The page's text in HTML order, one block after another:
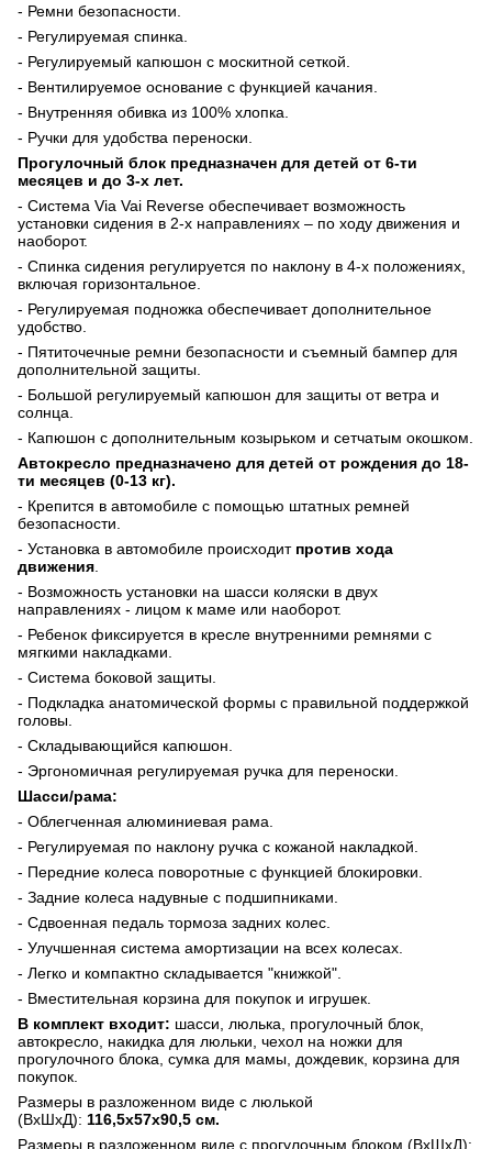
- Ремни безопасности.
- Регулируемая спинка.
- Регулируемый капюшон с москитной сеткой.
- Вентилируемое основание с функцией качания.
- Внутренняя обивка из 100% хлопка.
- Ручки для удобства переноски.
Прогулочный блок предназначен для детей от 6-ти
месяцев и до 3-х лет.
- Система Via Vai Reverse обеспечивает возможность
установки сидения в 2-х направлениях – по ходу движения и
наоборот.
- Спинка сидения регулируется по наклону в 4-х положениях,
включая горизонтальное.
- Регулируемая подножка обеспечивает дополнительное
удобство.
- Пятиточечные ремни безопасности и съемный бампер для
дополнительной защиты.
- Большой регулируемый капюшон для защиты от ветра и
солнца.
- Капюшон с дополнительным козырьком и сетчатым окошком.
Автокресло предназначено для детей от рождения до 18-
ти месяцев (0-13 кг).
- Крепится в автомобиле с помощью штатных ремней
безопасности.
- Установка в автомобиле происходит против хода
движения
- Возможность установки на шасси коляски в двух
направлениях - лицом к маме или наоборот.
- Ребенок фиксируется в кресле внутренними ремнями с
мягкими накладками.
- Система боковой защиты.
- Подкладка анатомической формы с правильной поддержкой
головы.
- Складывающийся капюшон.
- Эргономичная регулируемая ручка для переноски.
Шасси/рама:
- Облегченная алюминиевая рама.
- Регулируемая по наклону ручка с кожаной накладкой.
- Передние колеса поворотные с функцией блокировки.
- Задние колеса надувные с подшипниками.
- Сдвоенная педаль тормоза задних колес.
- Улучшенная система амортизации на всех колесах.
- Легко и компактно складывается "книжкой".
- Вместительная корзина для покупок и игрушек.
В комплект входит: шасси, люлька,
прогулочный блок,
автокресло, накидка для люльки, чехол на ножки для
прогулочного блока, сумка для мамы, дождевик, корзина для
покупок.
Размеры в разложенном виде с люлькой
(ВхШхД): 116,5х57х90,5 см.
Размеры в разложенном виде с прогулочным блоком (ВхШхД):